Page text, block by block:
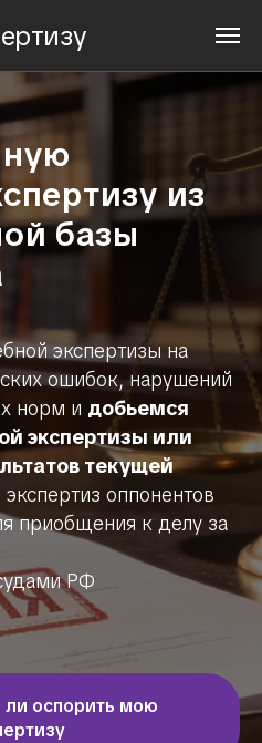
из
базы
экспертизы на
ошибок, нарушений
норм и добьемся
экспертизы или
текущей
оппонентов
приобщения к делу за
РФ
оспорить мою